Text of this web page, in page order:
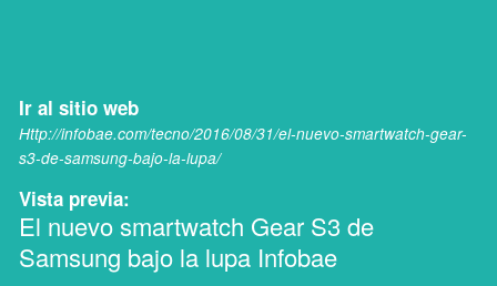
Ir al sitio web
Http://infobae.com/tecno/2016/08/31/el-nuevo-smartwatch-gear-
s3-de-samsung-bajo-la-lupa/
Vista previa:
El nuevo smartwatch Gear S3 de
Samsung bajo la lupa Infobae